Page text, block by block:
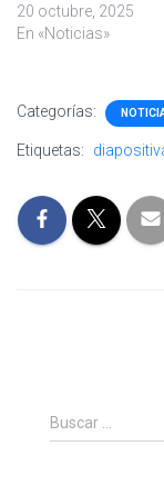
20 octubre, 2025
En «Noticias»
Categorías:
Etiquetas:
B
u
Buscar …